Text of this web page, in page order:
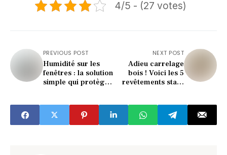
4/5 - (27 votes)
PREVIOUS POST
Humidité sur les
fenêtres : la solution
simple qui protège
NEXT POST
Adieu carrelage
bois ! Voici les 5
revêtements stars